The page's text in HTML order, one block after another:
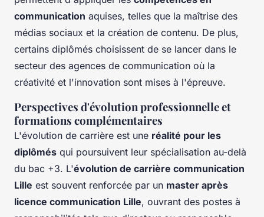
communication aquises, telles que la maîtrise des
médias sociaux et la création de contenu. De plus,
certains diplômés choisissent de se lancer dans le
secteur des agences de communication où la
créativité et l'innovation sont mises à l'épreuve.
Perspectives d'évolution professionnelle et
formations complémentaires
L'évolution de carrière est une réalité pour les
diplômés qui poursuivent leur spécialisation au-delà
du bac +3. L'évolution de carrière communication
Lille est souvent renforcée par un master après
licence communication Lille, ouvrant des postes à